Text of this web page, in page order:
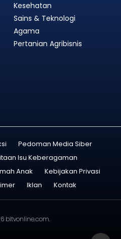
Kesehatan
Sains & Teknologi
Agama
Pertanian Agribisnis
Pedoman Media Siber
Isu Keberagaman
Anak
Kebijakan Privasi
Iklan Kontak
bitvonline.com.